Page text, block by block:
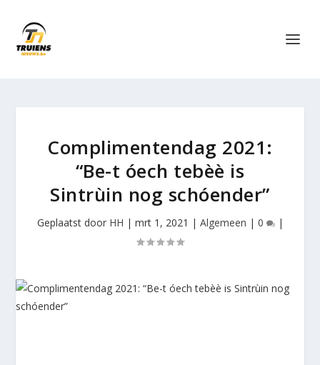
Complimentendag 2021:
“Be-t óech tebèè is
Sintrùin nog schóender”
Geplaatst door HH | mrt 1, 2021 | Algemeen | 0 |